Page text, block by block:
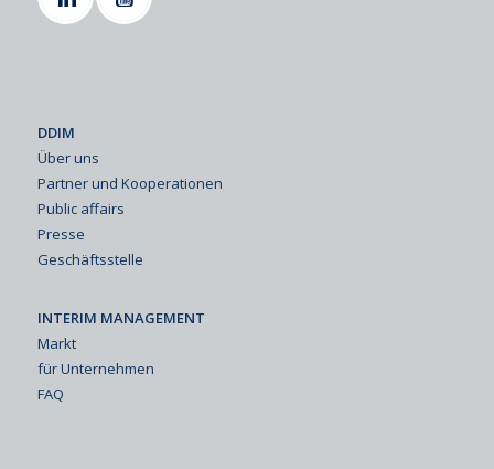
DDIM
Über uns
Partner und Kooperationen
Public affairs
Presse
Geschäftsstelle
INTERIM MANAGEMENT
Markt
für Unternehmen
FAQ